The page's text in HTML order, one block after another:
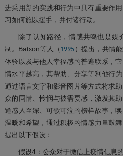
进采用新的实践和行为中具有重要作
习如何施以援手，并付诸行动。
除了认知路径，情感共鸣也是媒
制。Batson等人（ 1995 ）提出，共情
体验以及与他人幸福感的普遍联系，
情水平越高，其帮助、分享等利他行为
通过语言文字和影音图片等方式将求
众的同情、怜悯与被需要感，激发其
道感人至深、可歌可泣的榜样故事，
温暖和希望，通过积极的情感力量鼓
提出以下假设：
假设4：公众对于微信上疫情信息